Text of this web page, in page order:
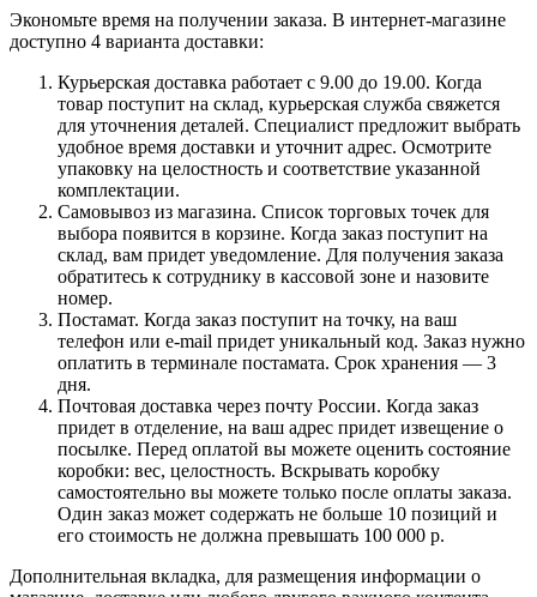
Экономьте время на получении заказа. В интернет-магазине
доступно 4 варианта доставки:
Курьерская доставка работает с 9.00 до 19.00. Когда
товар поступит на склад, курьерская служба свяжется
для уточнения деталей. Специалист предложит выбрать
удобное время доставки и уточнит адрес. Осмотрите
упаковку на целостность и соответствие указанной
комплектации.
Самовывоз из магазина. Список торговых точек для
выбора появится в корзине. Когда заказ поступит на
склад, вам придет уведомление. Для получения заказа
обратитесь к сотруднику в кассовой зоне и назовите
номер.
Постамат. Когда заказ поступит на точку, на ваш
телефон или e-mail придет уникальный код. Заказ нужно
оплатить в терминале постамата. Срок хранения — 3
дня.
Почтовая доставка через почту России. Когда заказ
придет в отделение, на ваш адрес придет извещение о
посылке. Перед оплатой вы можете оценить состояние
коробки: вес, целостность. Вскрывать коробку
самостоятельно вы можете только после оплаты заказа.
Один заказ может содержать не больше 10 позиций и
его стоимость не должна превышать 100 000 р.
Дополнительная вкладка, для размещения информации о